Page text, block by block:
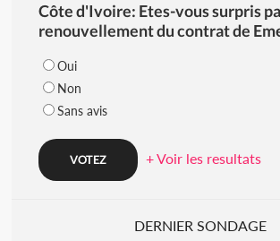
Côte d'Ivoire: Etes-vous surpris
renouvellement du contrat de
Oui
Non
Sans avis
+ Voir les resultats
DERNIER SONDAGE